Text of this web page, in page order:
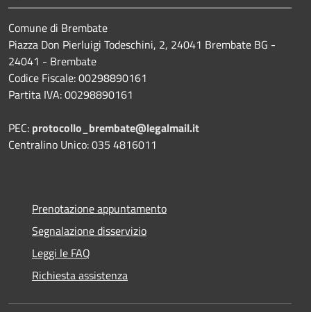
Comune di Brembate
Piazza Don Pierluigi Todeschini, 2, 24041 Brembate BG -
24041 - Brembate
Codice Fiscale: 00298890161
Partita IVA: 00298890161
PEC: protocollo_brembate@legalmail.it
Centralino Unico: 035 4816011
Prenotazione appuntamento
Segnalazione disservizio
Leggi le FAQ
Richiesta assistenza